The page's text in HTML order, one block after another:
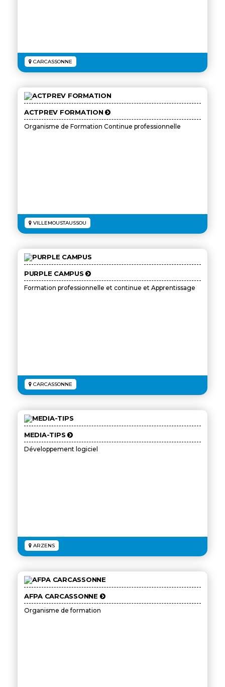
CARCASSONNE
ACTPREV FORMATION
Organisme de Formation Continue professionnelle
VILLEMOUSTAUSSOU
PURPLE CAMPUS
Formation professionnelle et continue et Apprentissage
CARCASSONNE
MEDIA-TIPS
Développement logiciel
ARZENS
AFPA CARCASSONNE
Organisme de formation